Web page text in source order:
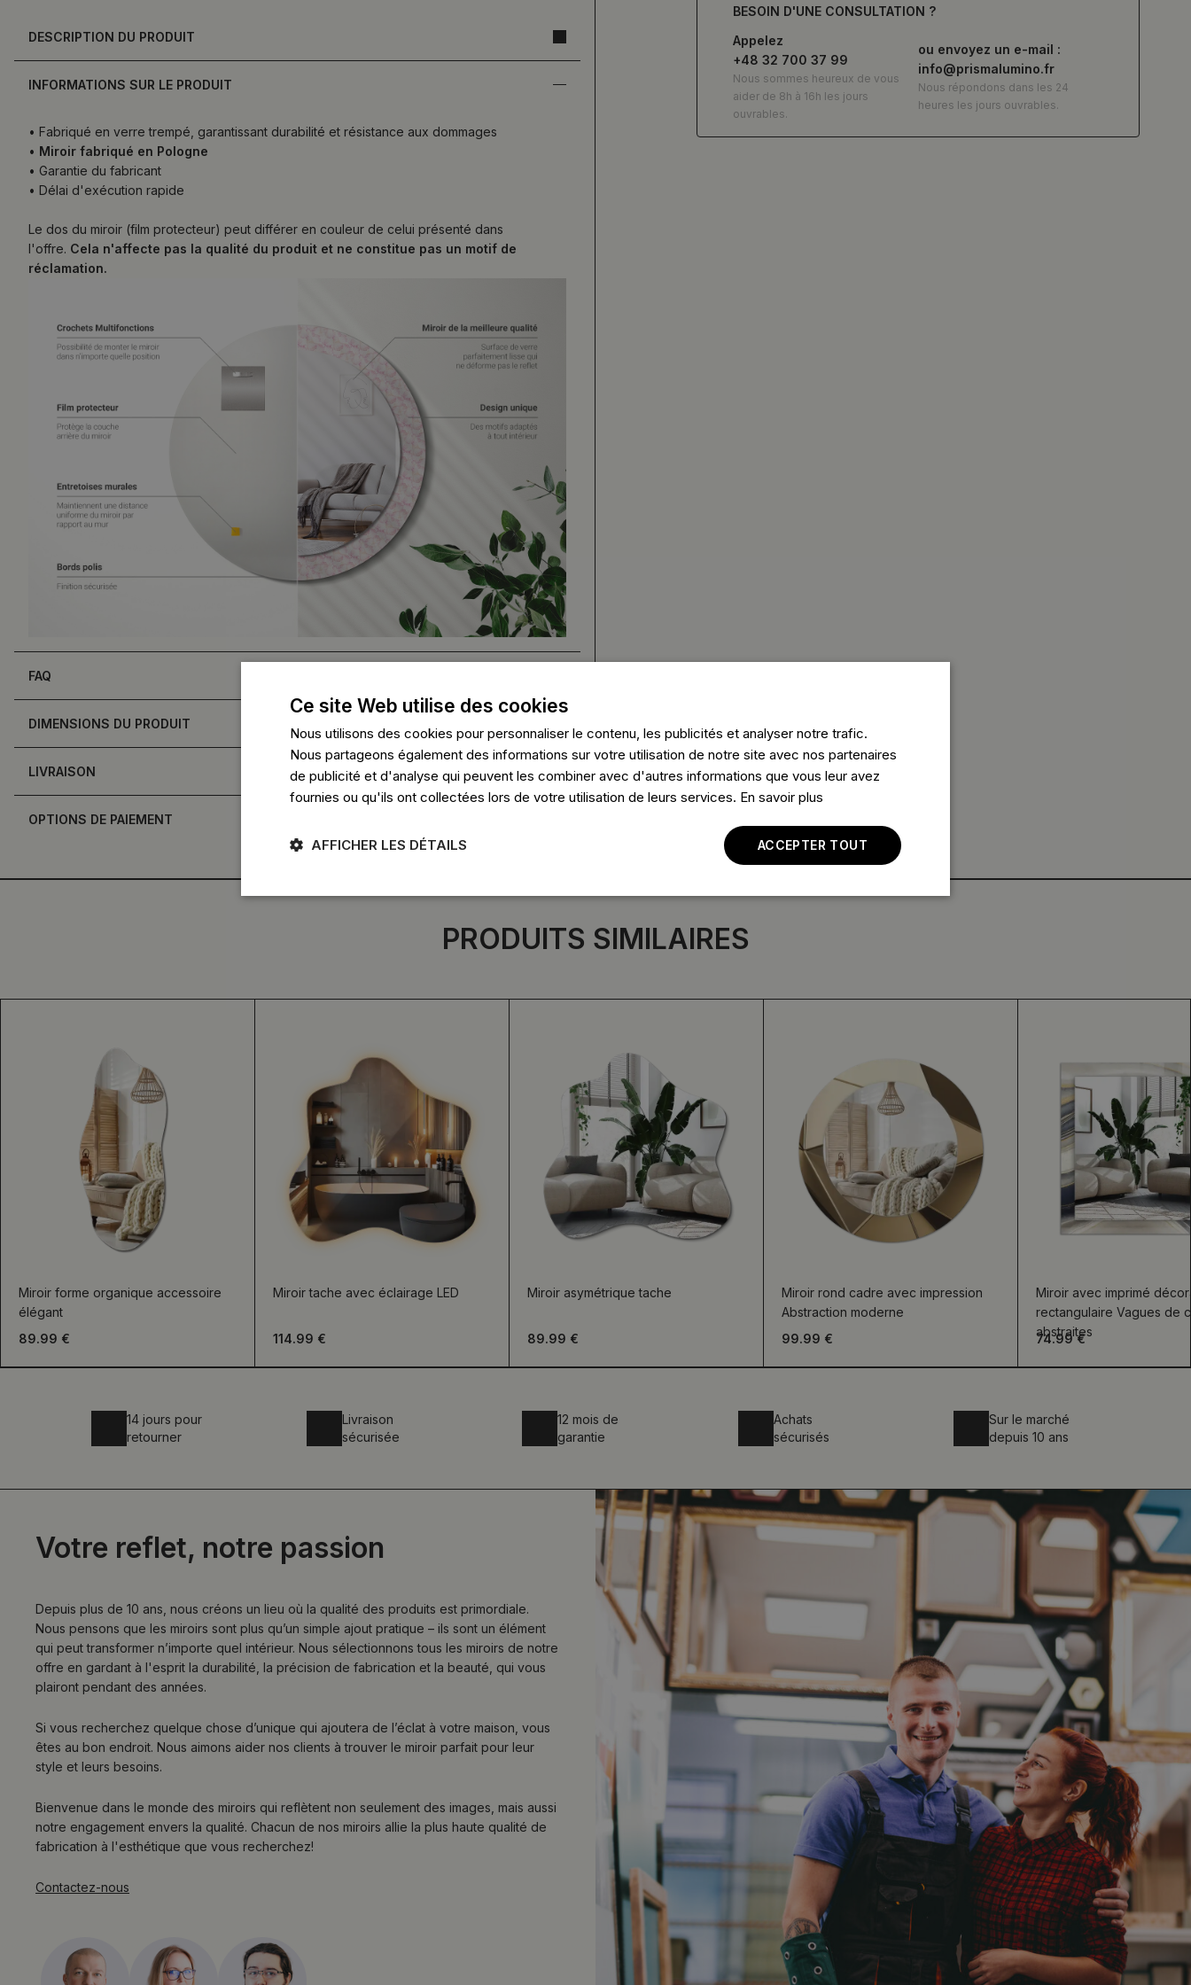
DESCRIPTION DU PRODUIT
INFORMATIONS SUR LE PRODUIT
• Fabriqué en verre trempé, garantissant durabilité et résistance aux dommages
• Miroir fabriqué en Pologne
• Garantie du fabricant
• Délai d'exécution rapide
Le dos du miroir (film protecteur) peut différer en couleur de celui présenté dans
l'offre. Cela n'affecte pas la qualité du produit et ne constitue pas un motif de
réclamation.
FAQ
DIMENSIONS DU PRODUIT
LIVRAISON
OPTIONS DE PAIEMENT
BESOIN D'UNE CONSULTATION ?
Appelez
+48 32 700 37 99
Nous sommes heureux de vous
aider de 8h à 16h les jours
ouvrables.
ou envoyez un e-mail :
info@prismalumino.fr
Nous répondons dans les 24
heures les jours ouvrables.
PRODUITS SIMILAIRES
Miroir forme organique accessoire
élégant
89.99 €
Miroir tache avec éclairage LED
114.99 €
Miroir asymétrique tache
89.99 €
Miroir rond cadre avec impression
Abstraction moderne
99.99 €
Miroir avec imprimé
rectangulaire Vagues de
abstraites
74.99 €
14 jours pour
retourner
Livraison
sécurisée
12 mois de
garantie
Achats
sécurisés
Sur le marché
depuis 10 ans
Votre reflet, notre passion
Depuis plus de 10 ans, nous créons un lieu où la qualité des produits est primordiale.
Nous pensons que les miroirs sont plus qu’un simple ajout pratique – ils sont un élément
qui peut transformer n’importe quel intérieur. Nous sélectionnons tous les miroirs de notre
offre en gardant à l'esprit la durabilité, la précision de fabrication et la beauté, qui vous
plairont pendant des années.
Si vous recherchez quelque chose d’unique qui ajoutera de l’éclat à votre maison, vous
êtes au bon endroit. Nous aimons aider nos clients à trouver le miroir parfait pour leur
style et leurs besoins.
Bienvenue dans le monde des miroirs qui reflètent non seulement des images, mais aussi
notre engagement envers la qualité. Chacun de nos miroirs allie la plus haute qualité de
fabrication à l'esthétique que vous recherchez!
Contactez-nous
Ce site Web utilise des cookies
Nous utilisons des cookies pour personnaliser le contenu, les publicités et analyser notre trafic.
Nous partageons également des informations sur votre utilisation de notre site avec nos partenaires
de publicité et d'analyse qui peuvent les combiner avec d'autres informations que vous leur avez
fournies ou qu'ils ont collectées lors de votre utilisation de leurs services. En savoir plus
ACCEPTER TOUT
AFFICHER LES DÉTAILS